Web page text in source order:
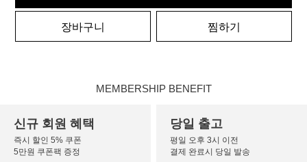
장바구니 찜하기
MEMBERSHIP BENEFIT
신규 회원 혜택
즉시 할인 5% 쿠폰
5만원 쿠폰팩 증정
당일 출고
평일 오후 3시 이전
결제 완료시 당일 발송